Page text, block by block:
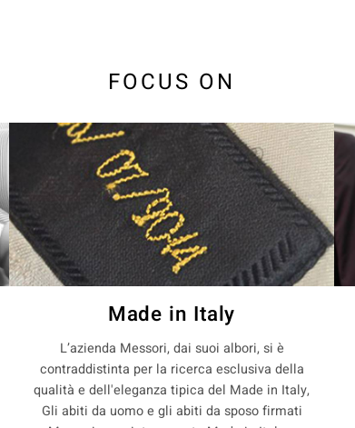
FOCUS ON
Made in Italy
L’azienda Messori, dai suoi albori, si è
contraddistinta per la ricerca esclusiva della
qualità e dell'eleganza tipica del Made in Italy,
Gli abiti da uomo e gli abiti da sposo firmati